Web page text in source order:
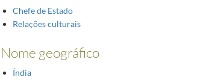
Chefe de Estado
Relações culturais
Nome geográfico
Índia